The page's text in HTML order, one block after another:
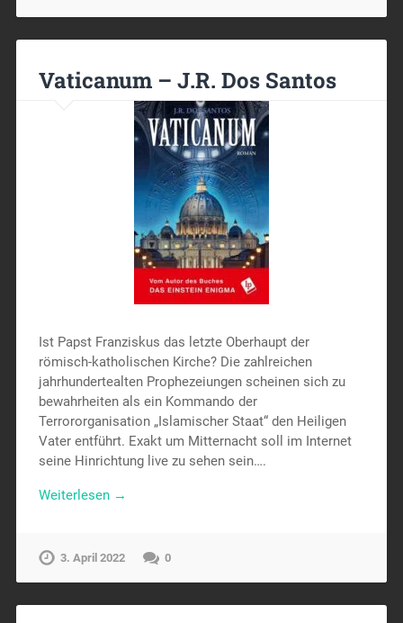
Vaticanum – J.R. Dos Santos
Ist Papst Franziskus das letzte Oberhaupt der
römisch-katholischen Kirche? Die zahlreichen
jahrhundertealten Prophezeiungen scheinen sich zu
bewahrheiten als ein Kommando der
Terrororganisation „Islamischer Staat“ den Heiligen
Vater entführt. Exakt um Mitternacht soll im Internet
seine Hinrichtung live zu sehen sein….
Weiterlesen →
3. April 2022 0